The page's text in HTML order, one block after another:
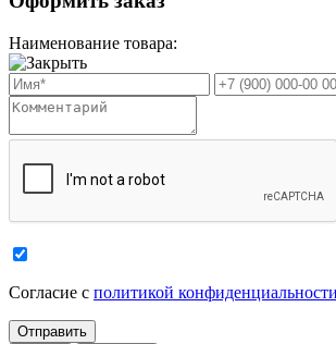
Наименование товара:
Cогласие с политикой конфиденциальности